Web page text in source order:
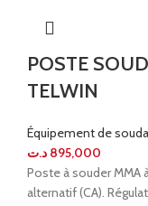
POSTE
TELWIN
Équipement de
895,000 د.ت
Poste à souder
alternatif (CA).